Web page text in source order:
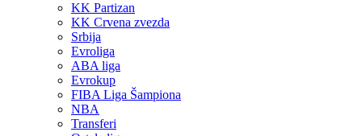
KK Partizan
KK Crvena zvezda
Srbija
Evroliga
ABA liga
Evrokup
FIBA Liga Šampiona
NBA
Transferi